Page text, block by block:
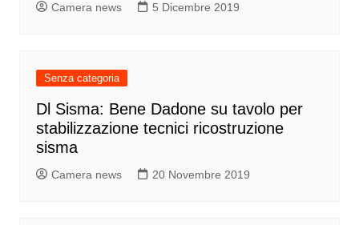
Camera news 5 Dicembre 2019
Senza categoria
Dl Sisma: Bene Dadone su tavolo per
stabilizzazione tecnici ricostruzione
sisma
Camera news 20 Novembre 2019